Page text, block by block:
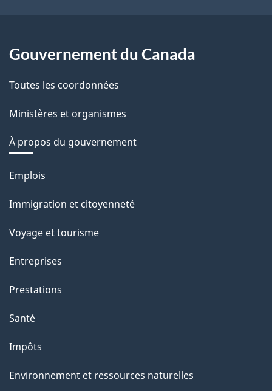
Gouvernement du Canada
Toutes les coordonnées
Ministères et organismes
À propos du gouvernement
Thèmes
sujets
Emplois
Immigration et citoyenneté
Voyage et tourisme
Entreprises
Prestations
Santé
Impôts
Environnement et ressources naturelles